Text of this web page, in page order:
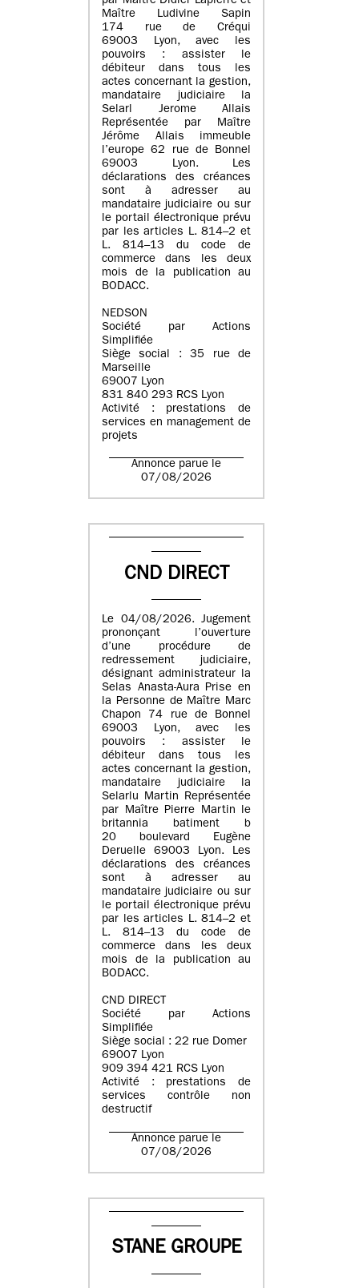
Maître Ludivine Sapin
174 rue de Créqui
69003 Lyon, avec les
pouvoirs : assister le
débiteur dans tous les
actes concernant la gestion,
mandataire judiciaire la
Selarl Jerome Allais
Représentée par Maître
Jérôme Allais immeuble
l’europe 62 rue de Bonnel
69003 Lyon. Les
déclarations des créances
sont à adresser au
mandataire judiciaire ou sur
le portail électronique prévu
par les articles L. 814–2 et
L. 814–13 du code de
commerce dans les deux
mois de la publication au
BODACC.
NEDSON
Société par Actions
Simplifiée
Siège social : 35 rue de
Marseille
69007 Lyon
831 840 293 RCS Lyon
Activité : prestations de
services en management de
projets
Annonce parue le
07/08/2026
CND DIRECT
Le 04/08/2026. Jugement
prononçant l’ouverture
d’une procédure de
redressement judiciaire,
désignant administrateur la
Selas Anasta-Aura Prise en
la Personne de Maître Marc
Chapon 74 rue de Bonnel
69003 Lyon, avec les
pouvoirs : assister le
débiteur dans tous les
actes concernant la gestion,
mandataire judiciaire la
Selarlu Martin Représentée
par Maître Pierre Martin le
britannia batiment b
20 boulevard Eugène
Deruelle 69003 Lyon. Les
déclarations des créances
sont à adresser au
mandataire judiciaire ou sur
le portail électronique prévu
par les articles L. 814–2 et
L. 814–13 du code de
commerce dans les deux
mois de la publication au
BODACC.
CND DIRECT
Société par Actions
Simplifiée
Siège social : 22 rue Domer
69007 Lyon
909 394 421 RCS Lyon
Activité : prestations de
services contrôle non
destructif
Annonce parue le
07/08/2026
STANE GROUPE